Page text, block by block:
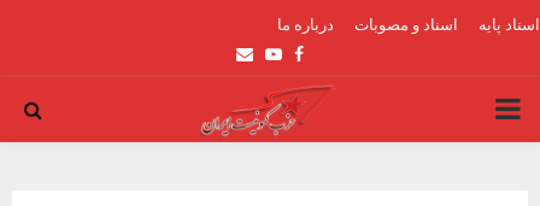
اسناد پایه اسناد و مصوبات درباره ما
Facebook
Youtube
Email
PRIMARY